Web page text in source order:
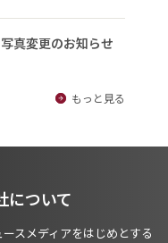
真変更のお知らせ
もっと見る
について
スメディアをはじめとする